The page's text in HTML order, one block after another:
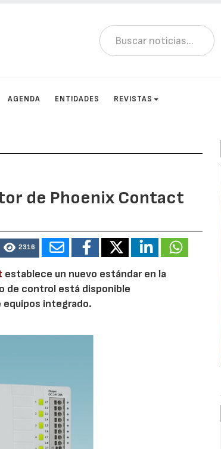
AGENDA ENTIDADES REVISTAS
de Phoenix Contact
2316
establece un nuevo estándar en la
de control está disponible
integrado.